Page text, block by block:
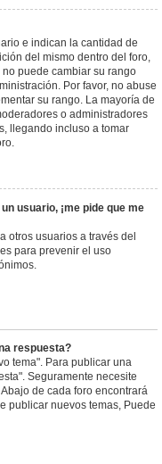
e indican la cantidad de
del mismo dentro del foro,
puede cambiar su rango
Por favor, no abuse
su rango. La mayoría de
o administradores
llegando incluso a tomar
usuario, ¡me pide que me
otros usuarios a través del
para prevenir el uso
respuesta?
tema". Para publicar una
Seguramente necesite
de cada foro encontrará
publicar nuevos temas, Puede